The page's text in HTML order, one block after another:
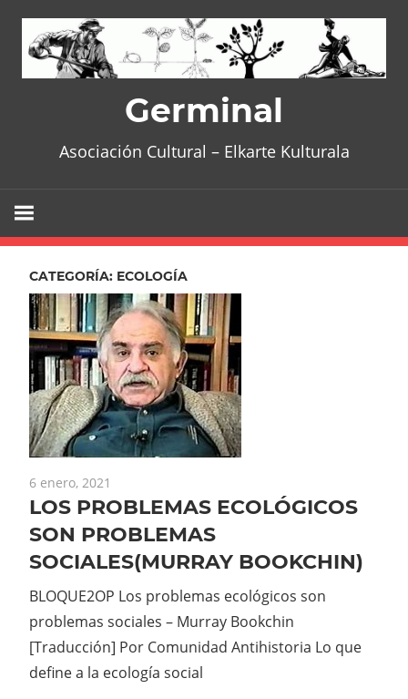
content
Germinal
Asociación Cultural – Elkarte Kulturala
CATEGORÍA: ECOLOGÍA
6 enero, 2021
LOS PROBLEMAS ECOLÓGICOS
SON PROBLEMAS
SOCIALES(MURRAY BOOKCHIN)
BLOQUE2OP Los problemas ecológicos son
problemas sociales – Murray Bookchin
[Traducción] Por Comunidad Antihistoria Lo que
define a la ecología social